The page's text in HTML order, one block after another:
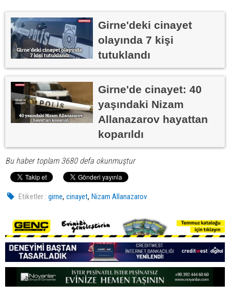
Girne'deki cinayet
olayında 7 kişi
tutuklandı
Girne'de cinayet: 40
yaşındaki Nizam
Allanazarov hayattan
koparıldı
Bu haber toplam 3680 defa okunmuştur
Etiketler : girne,cinayet,Nizam Allanazarov